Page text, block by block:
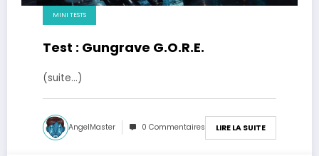
MINI TESTS
Test : Gungrave G.O.R.E.
(suite…)
AngelMaster 0 Commentaires LIRE LA SUITE